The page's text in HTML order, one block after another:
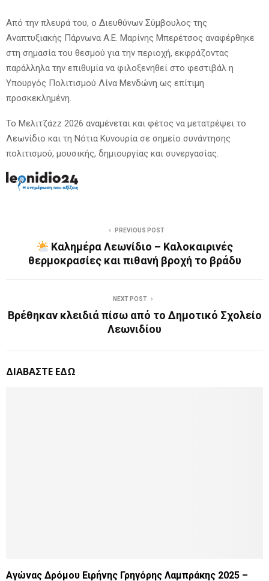
Από την πλευρά του, ο Διευθύνων Σύμβουλος της
Αναπτυξιακής Πάρνωνα Α.Ε. Μαρίνης Μπερέτσος αναφέρθηκε
στη σημασία του θεσμού για την περιοχή, εκφράζοντας
παράλληλα την επιθυμία να φιλοξενηθεί στο φεστιβάλ η
Υπουργός Πολιτισμού Λίνα Μενδώνη ως επίτιμη
προσκεκλημένη.
Το Μελιτζάzz 2026 αναμένεται και φέτος να μετατρέψει το
Λεωνίδιο και τη Νότια Κυνουρία σε σημείο συνάντησης
πολιτισμού, μουσικής, δημιουργίας και συνεργασίας.
PREVIOUS POST
Καλημέρα Λεωνίδιο – Καλοκαιρινές
θερμοκρασίες και πιθανή βροχή το βράδυ
NEXT POST
Βρέθηκαν κλειδιά πίσω από το Δημοτικό Σχολείο
Λεωνιδίου
ΔΙΑΒΑΣΤΕ ΕΔΩ
Αγώνας Δρόμου Ειρήνης Γρηγόρης Λαμπράκης 2025 –